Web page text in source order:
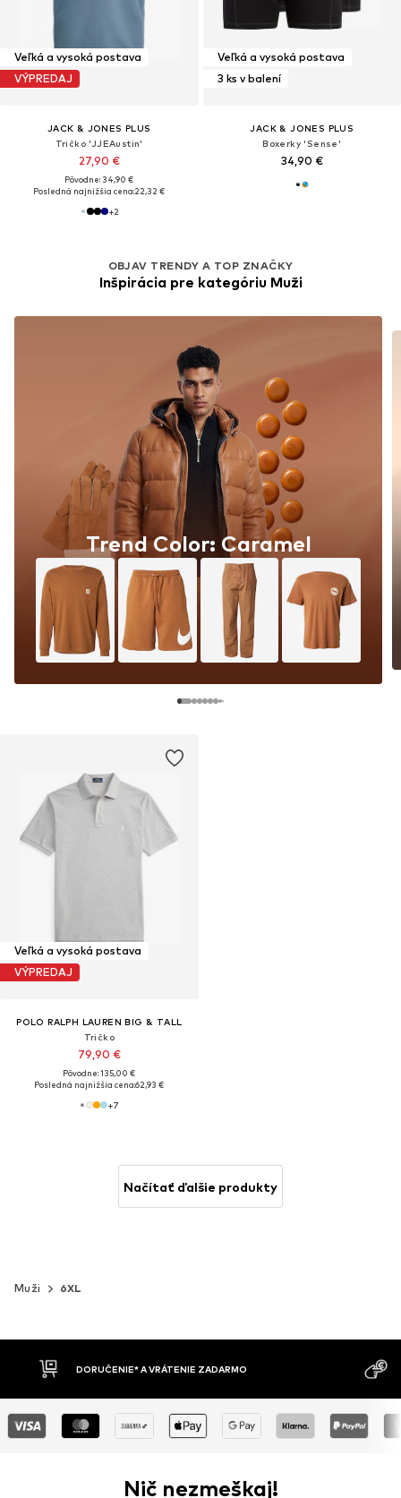
Veľká a vysoká postava
VÝPREDAJ
JACK & JONES PLUS
Tričko 'JJEAustin'
27,90 €
Pôvodne: 34,90 €
Posledná najnižšia cena:22,32 €
+2
Veľká a vysoká postava
3 ks v balení
JACK & JONES PLUS
Boxerky 'Sense'
34,90 €
OBJAV TRENDY A TOP ZNAČKY
Inšpirácia pre kategóriu Muži
Trend Color: Caramel
Veľká a vysoká postava
VÝPREDAJ
POLO RALPH LAUREN BIG & TALL
Tričko
79,90 €
Pôvodne: 135,00 €
Posledná najnižšia cena:62,93 €
+7
Načítať ďalšie produkty
Muži 6XL
DOBIERKA
MOŽNOSŤ
Nič nezmeškaj!